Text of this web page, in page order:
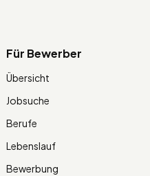
Für Bewerber
Übersicht
Jobsuche
Berufe
Lebenslauf
Bewerbung